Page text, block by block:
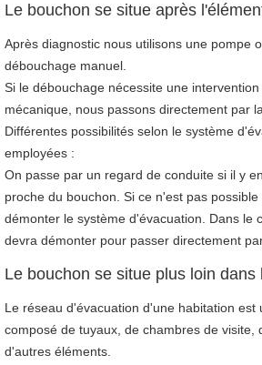
Le bouchon se situe après
Après diagnostic nous utilisons une pompe
débouchage manuel.
Si le débouchage nécessite une
mécanique, nous passons directement par
Différentes possibilités selon le système
employées :
On passe par un regard de conduite si il y
proche du bouchon. Si ce n'est pas
démonter le système d'évacuation. Dans le
devra démonter pour passer directement
Le bouchon se situe plus loin dans
Le réseau d'évacuation d'une habitation est
composé de tuyaux, de chambres de visite,
d'autres éléments.